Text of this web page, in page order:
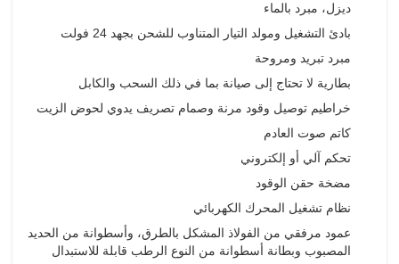
ديزل، مبرد بالماء
بادئ التشغيل ومولد التيار المتناوب للشحن بجهد 24 فولت
مبرد تبريد ومروحة
بطارية لا تحتاج إلى صيانة بما في ذلك السحب والكابل
خراطيم توصيل وقود مرنة وصمام تصريف يدوي لحوض الزيت
كاتم صوت العادم
تحكم آلي أو إلكتروني
مضخة حقن الوقود
نظام تشغيل المحرك الكهربائي
عمود مرفقي من الفولاذ المشكل بالطرق، وأسطوانة من الحديد
المصبوب وبطانة أسطوانة من النوع الرطب قابلة للاستبدال